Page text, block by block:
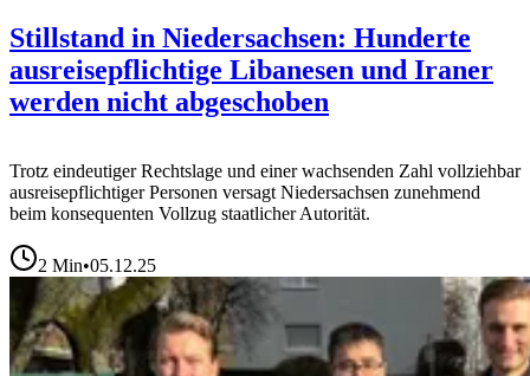
Stillstand in Niedersachsen: Hunderte
ausreisepflichtige Libanesen und Iraner
werden nicht abgeschoben
Trotz eindeutiger Rechtslage und einer wachsenden Zahl vollziehbar
ausreisepflichtiger Personen versagt Niedersachsen zunehmend
beim konsequenten Vollzug staatlicher Autorität.
2 Min•05.12.25